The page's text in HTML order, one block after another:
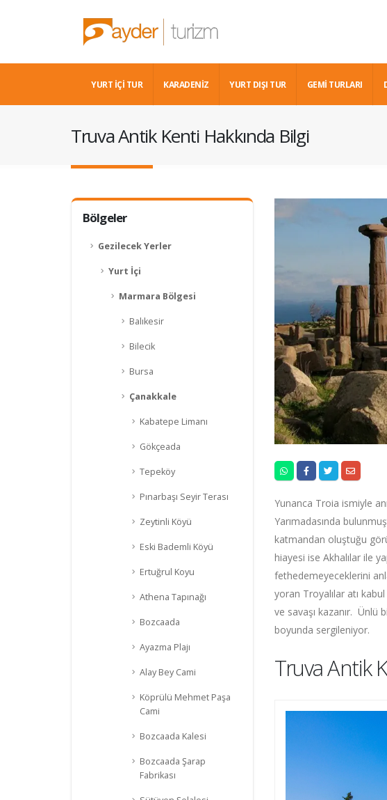
YURT İÇİ TUR KARADENIZ YURT DIŞI TUR GEMİ TURLARI
Truva Antik Kenti Hakkında Bilgi
Bölgeler
Gezilecek Yerler
Yurt İçi
Marmara Bölgesi
Balıkesir
Bilecik
Bursa
Çanakkale
Kabatepe Limanı
Gökçeada
Tepeköy
Pınarbaşı Seyir Terası
Zeytinli Köyü
Eski Bademli Köyü
Ertuğrul Koyu
Athena Tapınağı
Bozcaada
Ayazma Plajı
Alay Bey Cami
Köprülü Mehmet Paşa
Cami
Bozcaada Kalesi
Bozcaada Şarap
Fabrikası
Yunanca Troia ismiyle
Yarımadasında
katmandan oluştuğu
hiayesi ise Akhalılar ile
fethedemeyeceklerini
yoran Troyalılar atı
ve savaşı kazanır. Ünlü
boyunda sergileniyor.
Truva Antik